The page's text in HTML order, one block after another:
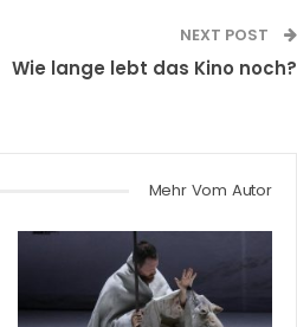
NEXT POST
Wie lange lebt das Kino noch?
Mehr Vom Autor